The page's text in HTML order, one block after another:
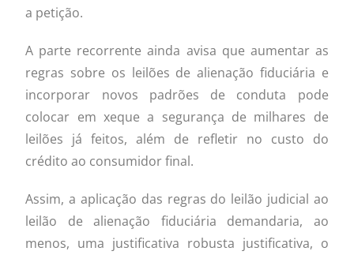
a petição.
A parte recorrente ainda avisa que aumentar as
regras sobre os leilões de alienação fiduciária e
incorporar novos padrões de conduta pode
colocar em xeque a segurança de milhares de
leilões já feitos, além de refletir no custo do
crédito ao consumidor final.
Assim, a aplicação das regras do leilão judicial ao
leilão de alienação fiduciária demandaria, ao
menos, uma justificativa robusta justificativa, o